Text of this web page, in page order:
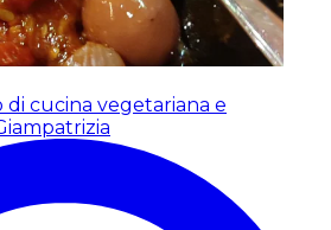
di cucina vegetariana e